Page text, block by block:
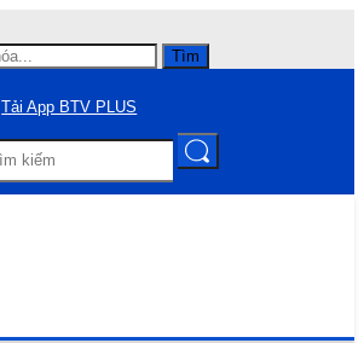
Tìm
Tải App BTV PLUS